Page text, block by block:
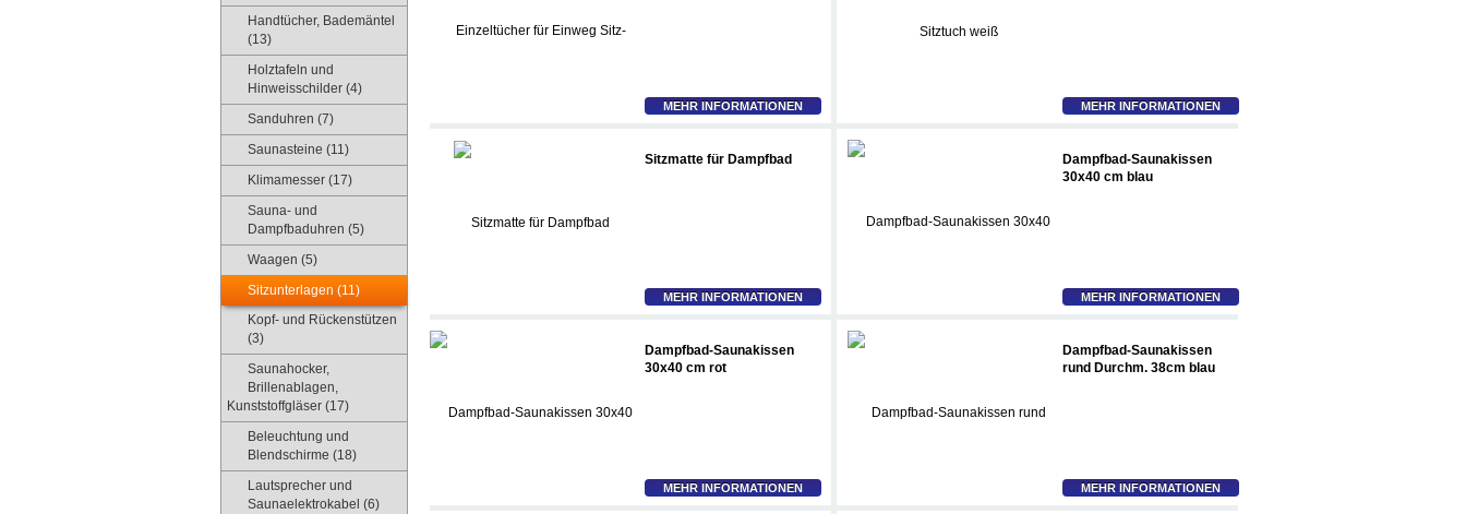
Handtücher, Bademäntel
(13)
Holztafeln und
Hinweisschilder (4)
Sanduhren (7)
Saunasteine (11)
Klimamesser (17)
Sauna- und
Dampfbaduhren (5)
Waagen (5)
Sitzunterlagen (11)
Kopf- und Rückenstützen
(3)
Saunahocker,
Brillenablagen,
Kunststoffgläser (17)
Beleuchtung und
Blendschirme (18)
Lautsprecher und
Saunaelektrokabel (6)
MEHR INFORMATIONEN MEHR INFORMATIONEN
Sitzmatte für Dampfbad
MEHR INFORMATIONEN
Dampfbad-Saunakissen
30x40 cm blau
MEHR INFORMATIONEN
Dampfbad-Saunakissen
30x40 cm rot
MEHR INFORMATIONEN
Dampfbad-Saunakissen
rund Durchm. 38cm blau
MEHR INFORMATIONEN